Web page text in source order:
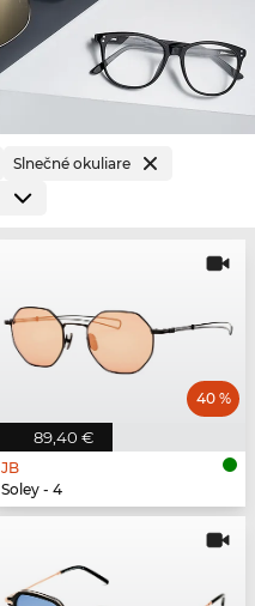
Slnečné okuliare
89,40 €
40 %
JB
Soley - 4